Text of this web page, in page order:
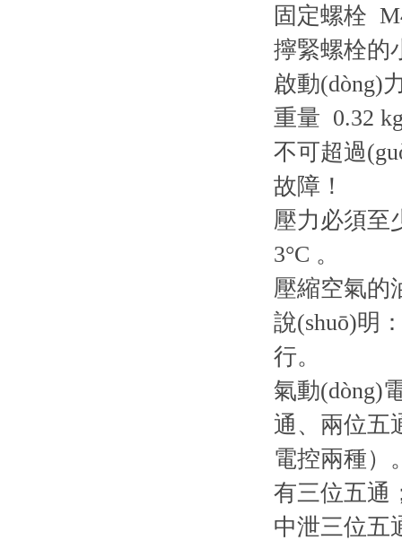
固定螺栓
擰緊螺栓的
啟動(dòng)
重量 0.32
不可超過
故障！
壓力必須至
3°C 。
壓縮空氣的
說(shuō)明
行。
氣動(dòng)
通、兩位五
電控兩種）
有三位五通
中泄三位五